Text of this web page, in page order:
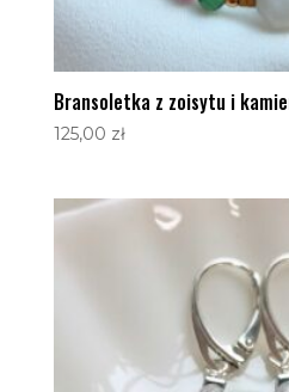
Bransoletka z zoisytu i
125,00 zł